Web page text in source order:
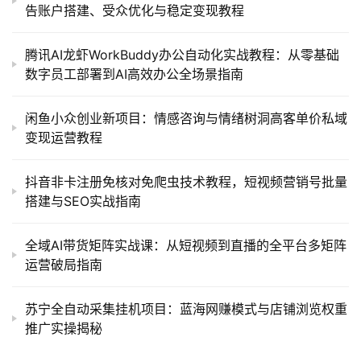
告账户搭建、受众优化与稳定变现教程
腾讯AI龙虾WorkBuddy办公自动化实战教程：从零基础
数字员工部署到AI高效办公全场景指南
闲鱼小众创业新项目：情感咨询与情绪树洞高客单价私域
变现运营教程
抖音非卡注册免核对免爬虫技术教程，短视频营销号批量
搭建与SEO实战指南
全域AI带货矩阵实战课：从短视频到直播的全平台多矩阵
运营破局指南
苏宁全自动采集挂机项目：蓝海网赚模式与店铺浏览权重
推广实操揭秘